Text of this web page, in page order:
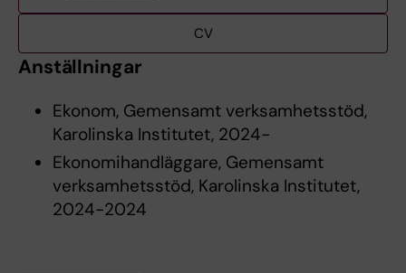
CV
Anställningar
Ekonom, Gemensamt verksamhetsstöd,
Karolinska Institutet, 2024-
Ekonomihandläggare, Gemensamt
verksamhetsstöd, Karolinska Institutet,
2024-2024